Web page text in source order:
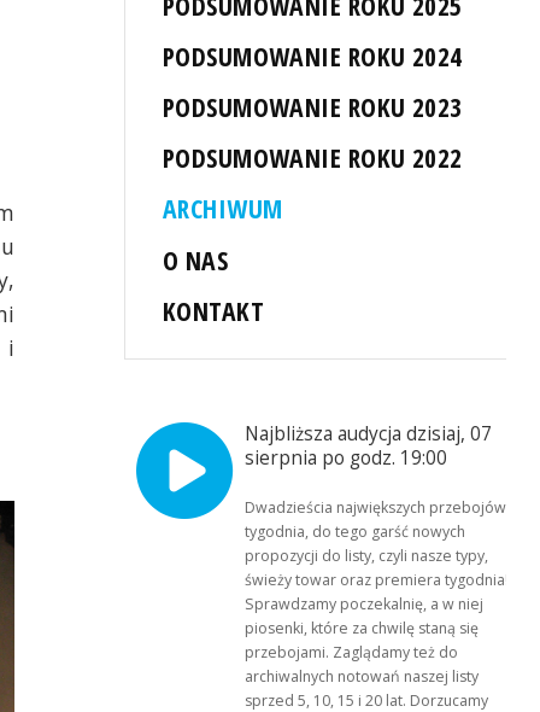
i
PODSUMOWANIE ROKU 2024
PODSUMOWANIE ROKU 2023
PODSUMOWANIE ROKU 2022
ARCHIWUM
O NAS
KONTAKT
Najbliższa audycja dzisiaj, 07
sierpnia po godz. 19:00
Dwadzieścia największych przebojów
tygodnia, do tego garść nowych
propozycji do listy, czyli nasze typy,
świeży towar oraz premiera tygodnia!
Sprawdzamy poczekalnię, a w niej
piosenki, które za chwilę staną się
przebojami. Zaglądamy też do
archiwalnych notowań naszej listy
sprzed 5, 10, 15 i 20 lat. Dorzucamy